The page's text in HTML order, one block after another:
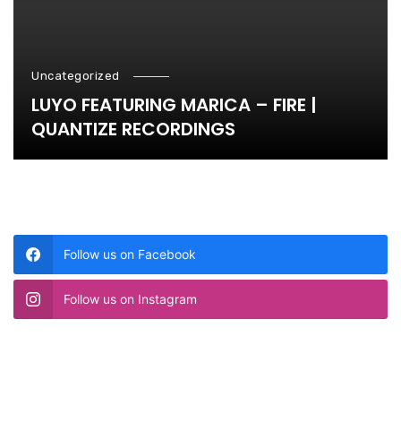
Uncategorized
LUYO FEATURING MARICA – FIRE |
QUANTIZE RECORDINGS
Follow us on Facebook
Follow us on Instagram